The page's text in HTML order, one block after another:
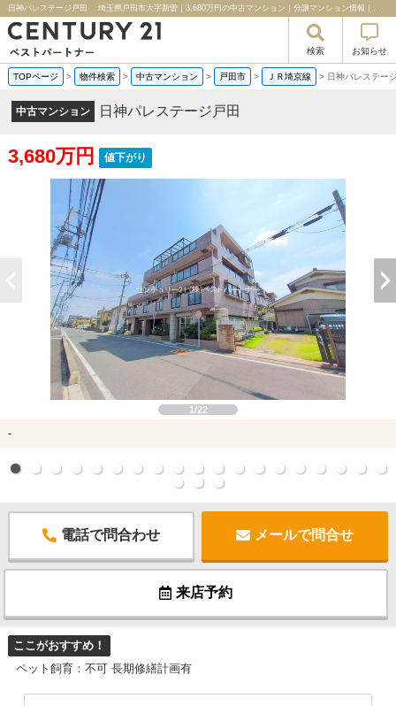
日神パレステージ戸田 埼玉県戸田市大字新曽｜3,680万円の中古マンション｜分譲マンション情報｜センチュリー２１ベストパートナー
検索 お知らせ
TOPページ > 物件検索 > 中古マンション > 戸田市 > ＪＲ埼京線 > 日神パレステ
中古マンション 日神パレステージ戸田
3,680万円 値下がり
1/22
-
電話で問合わせ メールで問合せ
来店予約
ここがおすすめ！
ペット飼育：不可 長期修繕計画有